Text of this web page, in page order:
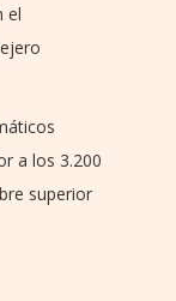
el
a los 3.200
superior